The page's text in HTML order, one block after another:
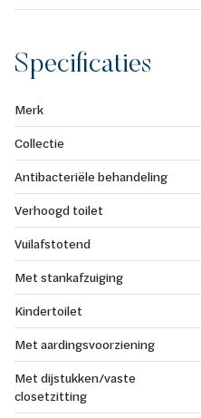
Specificaties
Merk
Collectie
Antibacteriële behandeling
Verhoogd toilet
Vuilafstotend
Met stankafzuiging
Kindertoilet
Met aardingsvoorziening
Met dijstukken/vaste
closetzitting